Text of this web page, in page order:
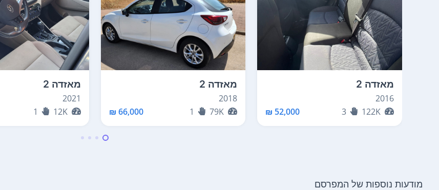
מאזדה 2
2016
122K
3
52,000 ₪
מאזדה 2
2018
79K
1
66,000 ₪
מאזדה 2
2021
12K
1
מודעות נוספות של המפרסם